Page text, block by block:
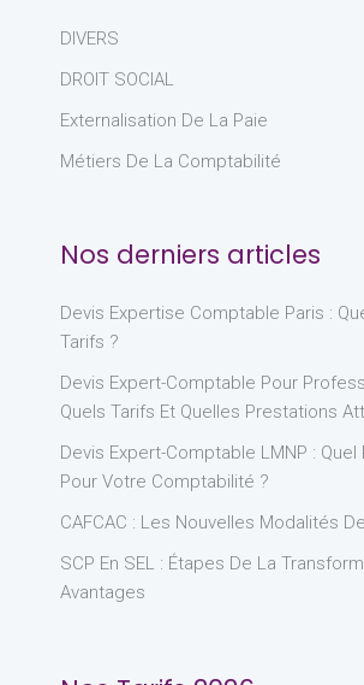
DIVERS
DROIT SOCIAL
Externalisation De La Paie
Métiers De La Comptabilité
Nos derniers articles
Devis Expertise Comptable Paris :
Tarifs ?
Devis Expert-Comptable Pour
Quels Tarifs Et Quelles Prestations
Devis Expert-Comptable LMNP : Quel
Pour Votre Comptabilité ?
CAFCAC : Les Nouvelles Modalités
SCP En SEL : Étapes De La
Avantages